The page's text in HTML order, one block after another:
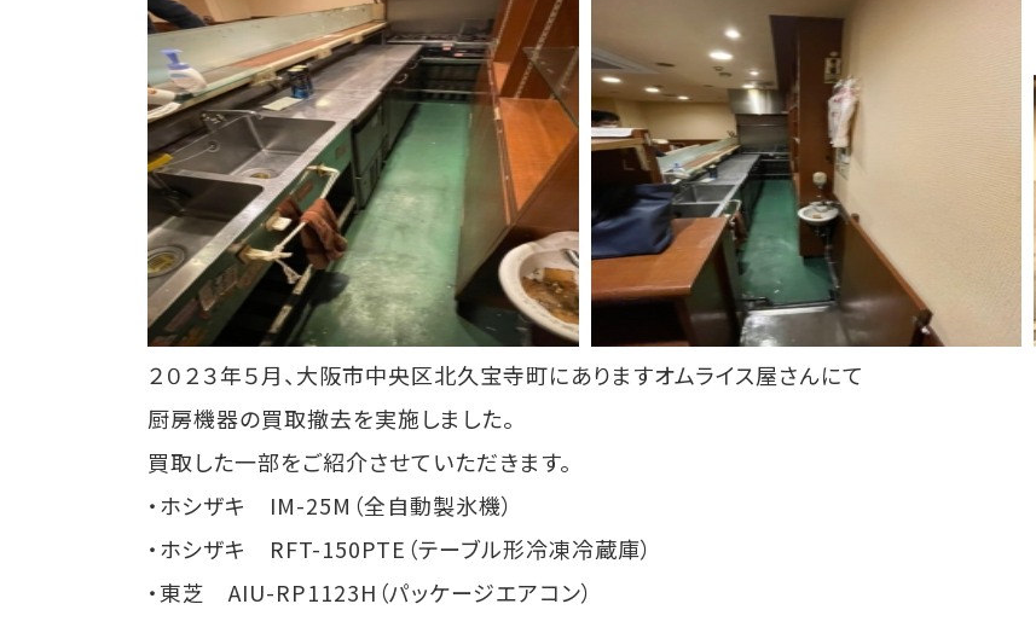
２０２３年５月、大阪市中央区北久宝寺町にありますオムライス屋さんにて
厨房機器の買取撤去を実施しました。
買取した一部をご紹介させていただきます。
・ホシザキ IM-25M（全自動製氷機）
・ホシザキ RFT-150PTE（テーブル形冷凍冷蔵庫）
・東芝 AIU-RP1123H（パッケージエアコン）